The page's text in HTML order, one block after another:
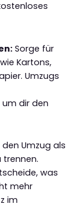
Sorge für
Kartons,
Umzugs
dir den
den Umzug als
trennen.
was
mehr
im